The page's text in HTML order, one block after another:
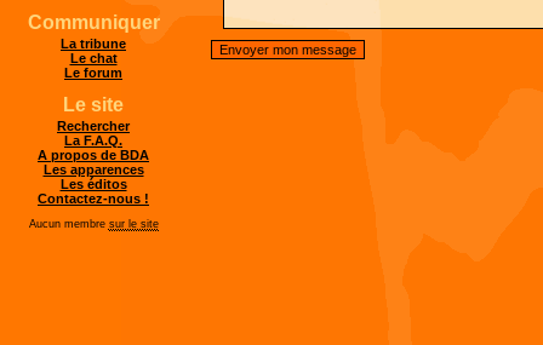
Communiquer
La tribune
Le chat
Le forum
Le site
Rechercher
La F.A.Q.
A propos de BDA
Les apparences
Les éditos
Contactez-nous !
Aucun membre sur le site